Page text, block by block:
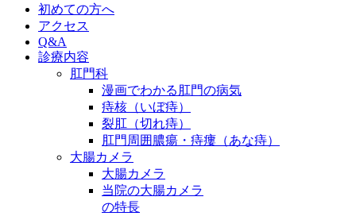
初めての方へ
アクセス
Q&A
診療内容
肛門科
漫画でわかる肛門の病気
痔核（いぼ痔）
裂肛（切れ痔）
肛門周囲膿瘍・痔瘻（あな痔）
大腸カメラ
大腸カメラ
当院の大腸カメラ
の特長